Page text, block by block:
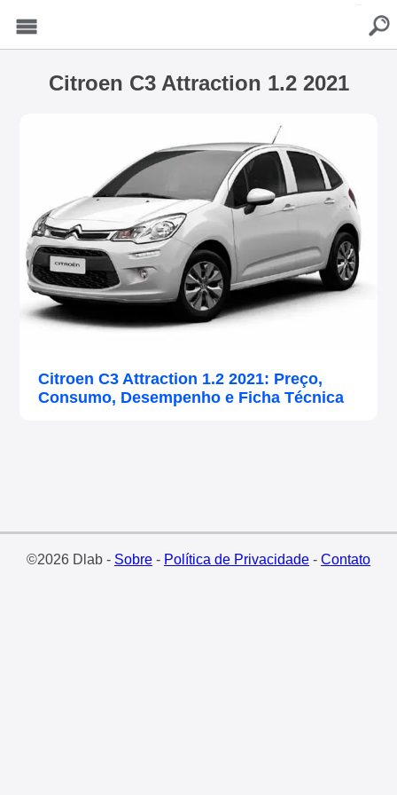
Citroen C3 Attraction 1.2 2021
Citroen C3 Attraction 1.2 2021: Preço,
Consumo, Desempenho e Ficha Técnica
©2026 Dlab - Sobre- Política de Privacidade- Contato